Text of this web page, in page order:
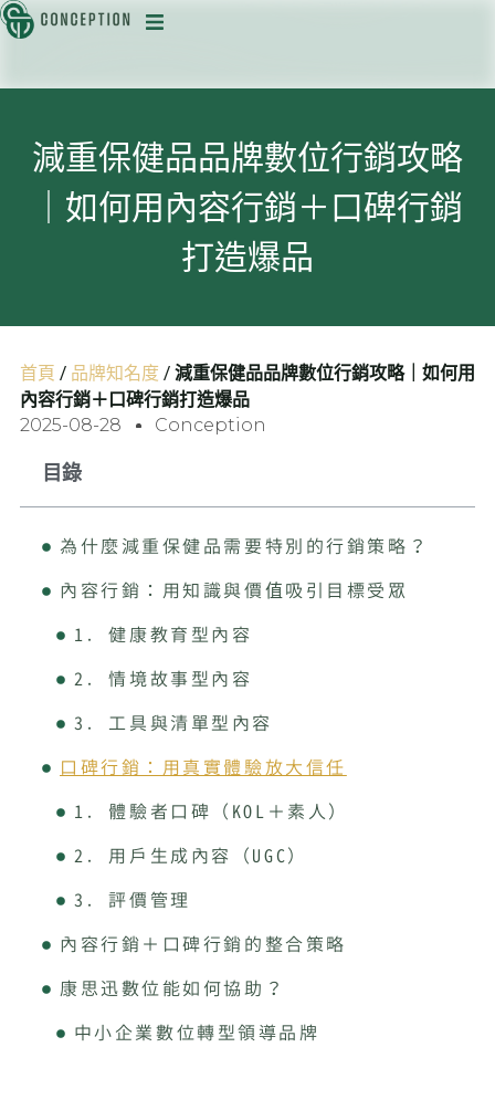
減重保健品品牌數位行銷攻略
｜如何用內容行銷＋口碑行銷
打造爆品
首頁 / 品牌知名度 /減重保健品品牌數位行銷攻略｜如何用
內容行銷＋口碑行銷打造爆品
2025-08-28 Conception
目錄
為什麼減重保健品需要特別的行銷策略？
內容行銷：用知識與價值吸引目標受眾
1. 健康教育型內容
2. 情境故事型內容
3. 工具與清單型內容
口碑行銷：用真實體驗放大信任
1. 體驗者口碑（KOL＋素人）
2. 用戶生成內容（UGC）
3. 評價管理
內容行銷＋口碑行銷的整合策略
康思迅數位能如何協助？
中小企業數位轉型領導品牌